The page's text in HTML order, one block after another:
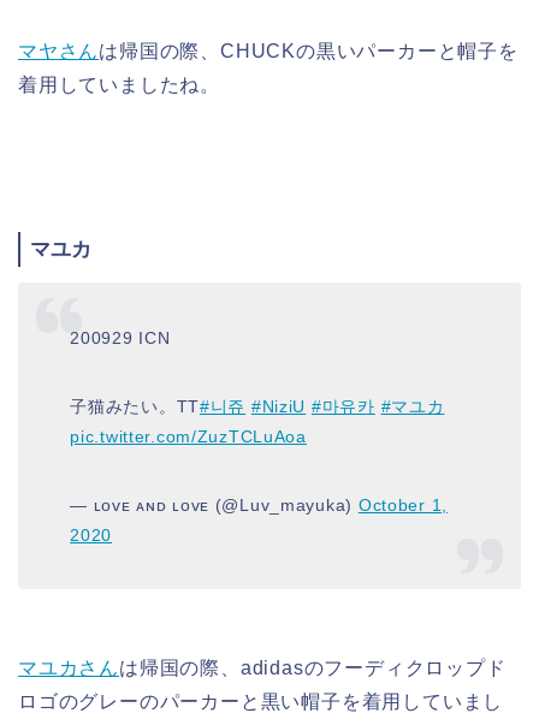
マヤさんは帰国の際、CHUCKの黒いパーカーと帽子を
着用していましたね。
マユカ
200929 ICN
子猫みたい。TT#니쥬 #NiziU #마유카 #マユカ
pic.twitter.com/ZuzTCLuAoa
— ʟᴏᴠᴇ ᴀɴᴅ ʟᴏᴠᴇ (@Luv_mayuka) October 1,
2020
マユカさんは帰国の際、adidasのフーディクロップド
ロゴのグレーのパーカーと黒い帽子を着用していまし